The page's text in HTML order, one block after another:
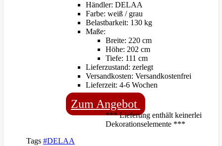
Händler: DELAA
Farbe: weiß / grau
Belastbarkeit: 130 kg
Maße:
Breite: 220 cm
Höhe: 202 cm
Tiefe: 111 cm
Lieferzustand: zerlegt
Versandkosten: Versandkostenfrei
Lieferzeit: 4-6 Wochen
Zum Angebot
*** Lieferung enthält keinerlei
Dekorationselemente ***
Tags #DELAA